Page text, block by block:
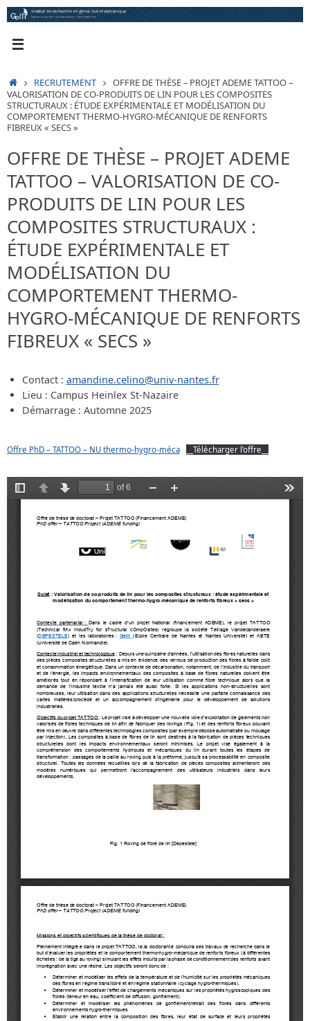
Passer
au
ACCUEIL
RECRUTEMENT
OFFRE DE THÈSE – PROJET ADEME TATTOO –
VALORISATION DE CO-PRODUITS DE LIN POUR LES COMPOSITES
STRUCTURAUX : ÉTUDE EXPÉRIMENTALE ET MODÉLISATION DU
COMPORTEMENT THERMO-HYGRO-MÉCANIQUE DE RENFORTS
FIBREUX « SECS »
OFFRE DE THÈSE – PROJET ADEME
TATTOO – VALORISATION DE CO-
PRODUITS DE LIN POUR LES
COMPOSITES STRUCTURAUX :
ÉTUDE EXPÉRIMENTALE ET
MODÉLISATION DU
COMPORTEMENT THERMO-
HYGRO-MÉCANIQUE DE RENFORTS
FIBREUX « SECS »
Contact : amandine.celino@univ-nantes.fr
Lieu : Campus Heinlex St-Nazaire
Démarrage : Automne 2025
Offre PhD – TATTOO – NU thermo-hygro-méca __Télécharger l’offre__